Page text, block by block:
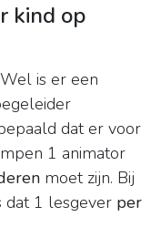
kind op
is er een
dat er voor
1 animator
moet zijn. Bij
dat 1 lesgever per